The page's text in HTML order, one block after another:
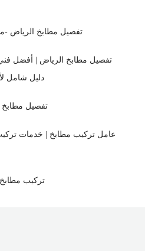
تفصيل مطابخ الرياض
تفصيل مطابخ الرياض | أفضل
دليل شامل
تفصيل مطابخ
عامل تركيب مطابخ | خدمات
تركيب مطابخ